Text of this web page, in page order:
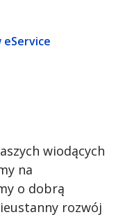
eService
wiodących
na
o dobrą
rozwój